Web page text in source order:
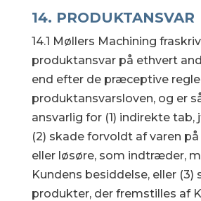
14. PRODUKTANSVAR
14.1 Møllers Machining
produktansvar på ethvert
end efter de præceptive
produktansvarsloven, og er
ansvarlig for (1) indirekte tab,
(2) skade forvoldt af varen
eller løsøre, som indtræder,
Kundens besiddelse, eller (3)
produkter, der fremstilles af